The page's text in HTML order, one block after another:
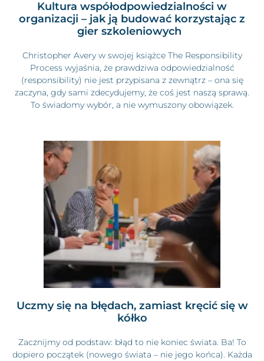
Kultura współodpowiedzialności w
organizacji – jak ją budować korzystając z
gier szkoleniowych
Christopher Avery w swojej książce The Responsibility
Process wyjaśnia, że prawdziwa odpowiedzialność
(responsibility) nie jest przypisana z zewnątrz – ona się
zaczyna, gdy sami zdecydujemy, że coś jest naszą sprawą.
To świadomy wybór, a nie wymuszony obowiązek.
Uczmy się na błędach, zamiast kręcić się w
kółko
Zacznijmy od podstaw: błąd to nie koniec świata. Ba! To
dopiero początek (nowego świata – nie jego końca). Każda